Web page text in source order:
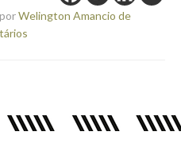
porWelington Amancio de